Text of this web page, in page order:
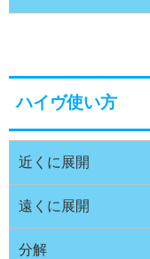
ハイヴ使い方
近くに展開
遠くに展開
分解